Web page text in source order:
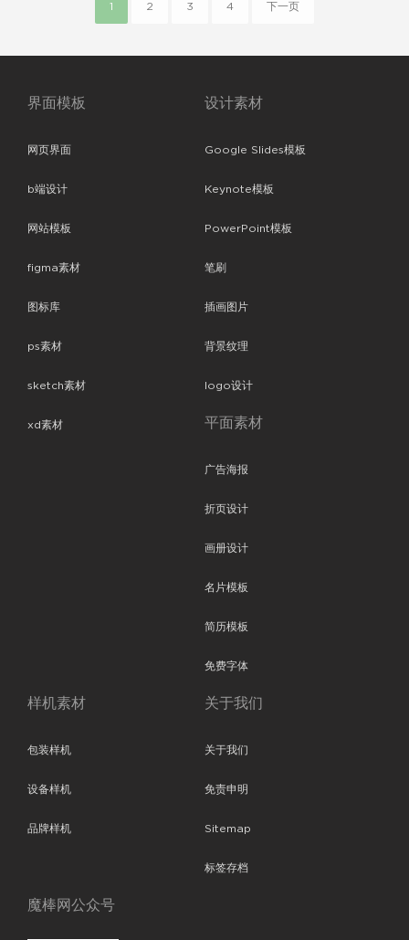
1 2 3 4 下一页
界面模板
网页界面
b端设计
网站模板
figma素材
图标库
ps素材
sketch素材
xd素材
设计素材
Google Slides模板
Keynote模板
PowerPoint模板
笔刷
插画图片
背景纹理
logo设计
平面素材
广告海报
折页设计
画册设计
名片模板
简历模板
免费字体
样机素材
包装样机
设备样机
品牌样机
关于我们
关于我们
免责申明
Sitemap
标签存档
魔棒网公众号